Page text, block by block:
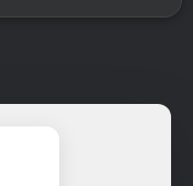
丰节”特辑（下）